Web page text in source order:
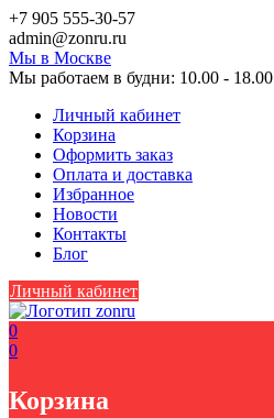
Skip
to
content
+7 905 555-30-57
аdmin@zоnru.ru
Мы в Москве
Мы работаем в будни: 10.00 - 18.00
Личный кабинет
Корзина
Оформить заказ
Оплата и доставка
Избранное
Новости
Контакты
Блог
Личный кабинет
0
0
Корзина